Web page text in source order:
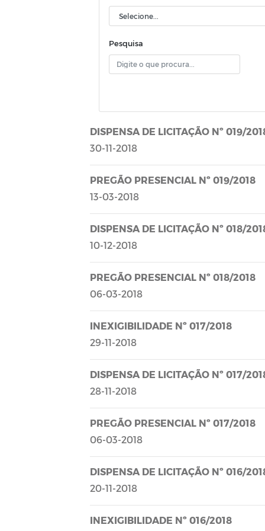
Pesquisa
DISPENSA DE LICITAÇÃO Nº 019/
30-11-2018
PREGÃO PRESENCIAL Nº 019/2018
13-03-2018
DISPENSA DE LICITAÇÃO Nº 018/
10-12-2018
PREGÃO PRESENCIAL Nº 018/2018
06-03-2018
INEXIGIBILIDADE Nº 017/2018
29-11-2018
DISPENSA DE LICITAÇÃO Nº 017/
28-11-2018
PREGÃO PRESENCIAL Nº 017/2018
06-03-2018
DISPENSA DE LICITAÇÃO Nº 016/
20-11-2018
INEXIGIBILIDADE Nº 016/2018